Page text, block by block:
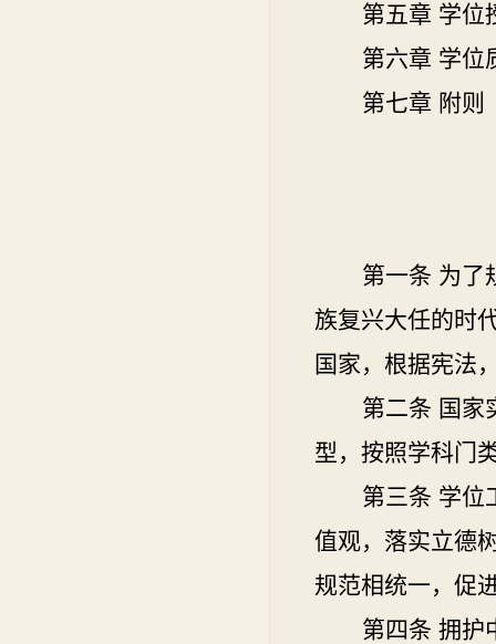
第五章 学位
第六章 学位
第七章 附则
第一条 为了
族复兴大任的时
国家，根据宪法
第二条 国家
型，按照学科门
第三条 学位
值观，落实立德
规范相统一，促
第四条 拥护